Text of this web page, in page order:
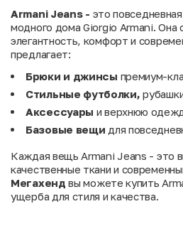
Armani Jeans - это
модного дома Giorgio Armani. Она
элегантность, комфорт и
предлагает:
Брюки и джинсы премиум-
Стильные футболки,
Аксессуары и верхнюю
Базовые вещи для
Каждая вещь Armani Jeans - это
качественные ткани и
Мегахенд вы можете купить
ущерба для стиля и качества.